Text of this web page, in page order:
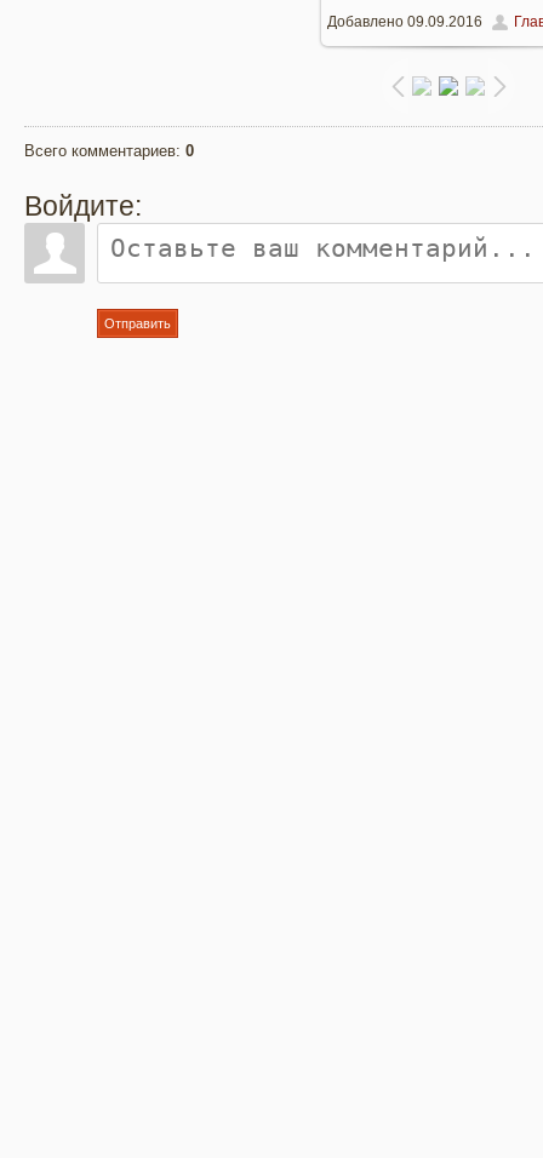
1064x1600/ 1181.0Kb
Добавлено09.09.2016
Всего комментариев: 0
Войдите:
Отправить